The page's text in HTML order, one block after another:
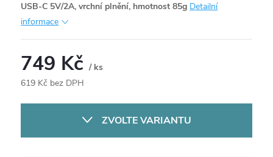
USB-C 5V/2A, vrchní plnění, hmotnost 85g Detailní
informace
749 Kč/ ks
619 Kč bez DPH
ZVOLTE VARIANTU